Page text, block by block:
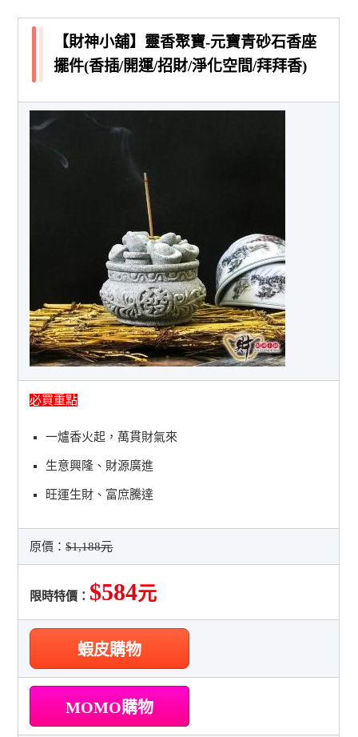
【財神小舖】靈香聚寶-元寶青砂石香座
擺件(香插/開運/招財/淨化空間/拜拜香)
必買重點
一爐香火起，萬貫財氣來
生意興隆、財源廣進
旺運生財、富庶騰達
原價：$1,188元
限時特價： $584元
蝦皮購物
MOMO購物